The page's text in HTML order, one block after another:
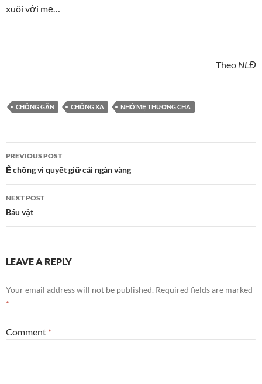
xuôi với mẹ…
Theo NLĐ
CHỒNG GẦN CHỒNG XA NHỚ MẸ THƯƠNG CHA
Post
navigation
PREVIOUS POST
Ế chồng vì quyết giữ cái ngàn vàng
NEXT POST
Báu vật
LEAVE A REPLY
Your email address will not be published. Required fields are marked
*
Comment *